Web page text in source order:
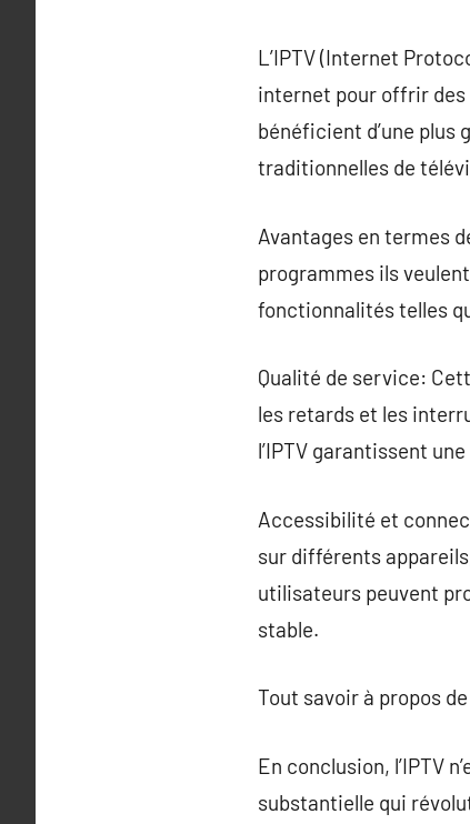
L’IPTV (Internet
internet pour offrir
bénéficient d’une
traditionnelles de
Avantages en termes
programmes ils
fonctionnalités telles
Qualité de service:
les retards et les
l’IPTV garantissent
Accessibilité et
sur différents
utilisateurs peuvent
stable.
Tout savoir à propos de
En conclusion, l’IPTV
substantielle qui